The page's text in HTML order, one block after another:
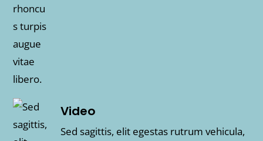
Video
Sed sagittis, elit egestas rutrum vehicula,